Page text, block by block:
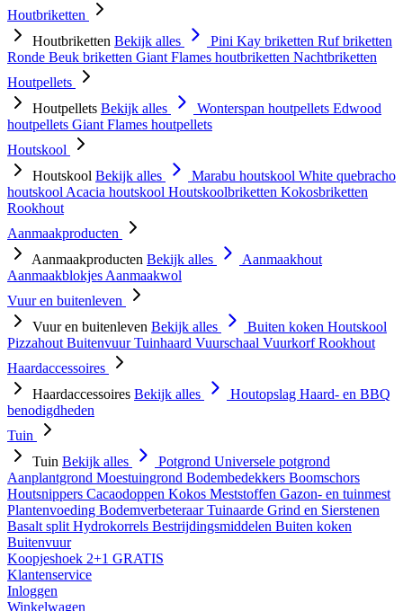
Houtbriketten
Houtbriketten Bekijk alles Pini Kay briketten Ruf briketten
Ronde Beuk briketten Giant Flames houtbriketten Nachtbriketten
Houtpellets
Houtpellets Bekijk alles Wonterspan houtpellets Edwood
houtpellets Giant Flames houtpellets
Houtskool
Houtskool Bekijk alles Marabu houtskool White quebracho
houtskool Acacia houtskool Houtskoolbriketten Kokosbriketten
Rookhout
Aanmaakproducten
Aanmaakproducten Bekijk alles
Aanmaakhout
Aanmaakblokjes Aanmaakwol
Vuur en buitenleven
Vuur en buitenleven Bekijk alles Buiten koken Houtskool
Pizzahout BuitenvuurTuinhaard Vuurschaal VuurkorfRookhout
Haardaccessoires
Haardaccessoires Bekijk alles Houtopslag Haard- en BBQ
benodigdheden
Tuin
Tuin Bekijk alles Potgrond Universele potgrond
Aanplantgrond Moestuingrond Bodembedekkers Boomschors
Houtsnippers Cacaodoppen Kokos Meststoffen Gazon- en tuinmest
Plantenvoeding BodemverbeteraarTuinaarde Grind en Sierstenen
Basalt split Hydrokorrels Bestrijdingsmiddelen Buiten koken
Buitenvuur
Koopjeshoek 2+1 GRATIS
Klantenservice
Inloggen
Winkelwagen